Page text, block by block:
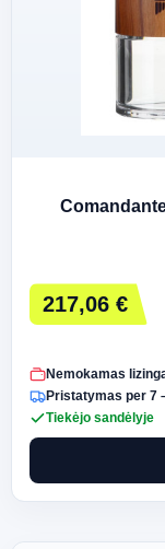
217,06 €
Nemokamas
Pristatymas per 7
Tiekėjo sandėlyje